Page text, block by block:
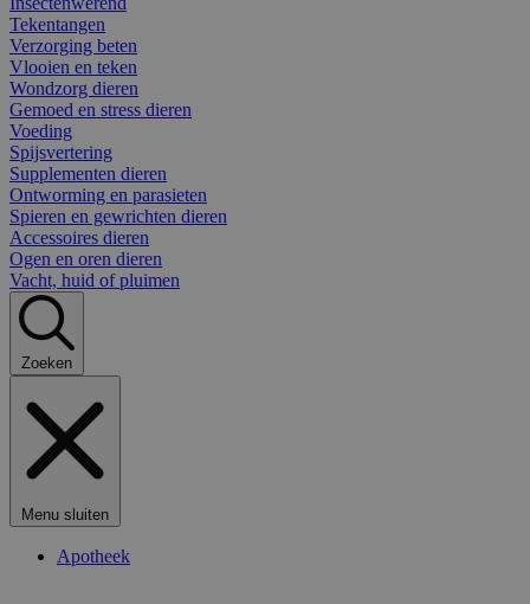
Tekentangen
Verzorging beten
Vlooien en teken
Wondzorg dieren
Gemoed en stress dieren
Voeding
Spijsvertering
Supplementen dieren
Ontworming en parasieten
Spieren en gewrichten dieren
Accessoires dieren
Ogen en oren dieren
Vacht, huid of pluimen
Zoeken
Menu sluiten
Apotheek